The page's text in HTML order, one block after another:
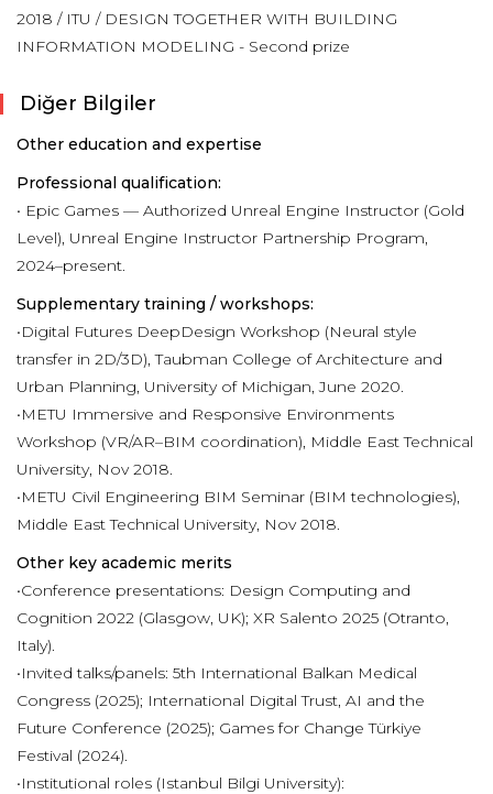
2018 / ITU / DESIGN TOGETHER WITH BUILDING
INFORMATION MODELING - Second prize
Diğer Bilgiler
Other education and expertise
Professional qualification:
• Epic Games — Authorized Unreal Engine Instructor (Gold
Level), Unreal Engine Instructor Partnership Program,
2024–present.
Supplementary training / workshops:
•Digital Futures DeepDesign Workshop (Neural style
transfer in 2D/3D), Taubman College of Architecture and
Urban Planning, University of Michigan, June 2020.
•METU Immersive and Responsive Environments
Workshop (VR/AR–BIM coordination), Middle East Technical
University, Nov 2018.
•METU Civil Engineering BIM Seminar (BIM technologies),
Middle East Technical University, Nov 2018.
Other key academic merits
•Conference presentations: Design Computing and
Cognition 2022 (Glasgow, UK); XR Salento 2025 (Otranto,
Italy).
•Invited talks/panels: 5th International Balkan Medical
Congress (2025); International Digital Trust, AI and the
Future Conference (2025); Games for Change Türkiye
Festival (2024).
•Institutional roles (Istanbul Bilgi University):